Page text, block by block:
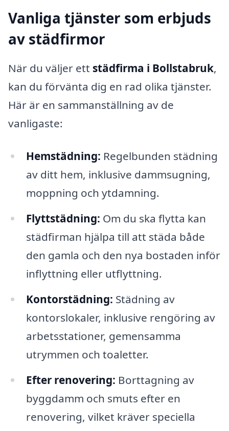
Vanliga tjänster som erbjuds
av städfirmor
När du väljer ett städfirma i Bollstabruk,
kan du förvänta dig en rad olika tjänster.
Här är en sammanställning av de
vanligaste:
Hemstädning: Regelbunden städning
av ditt hem, inklusive dammsugning,
moppning och ytdamning.
Flyttstädning: Om du ska flytta kan
städfirman hjälpa till att städa både
den gamla och den nya bostaden inför
inflyttning eller utflyttning.
Kontorstädning: Städning av
kontorslokaler, inklusive rengöring av
arbetsstationer, gemensamma
utrymmen och toaletter.
Efter renovering: Borttagning av
byggdamm och smuts efter en
renovering, vilket kräver speciella